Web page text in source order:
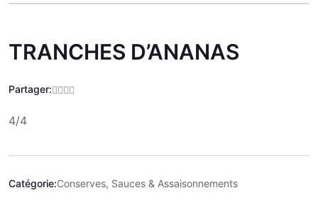
TRANCHES D’ANANAS
Partager:
4/4
Catégorie:Conserves, Sauces & Assaisonnements